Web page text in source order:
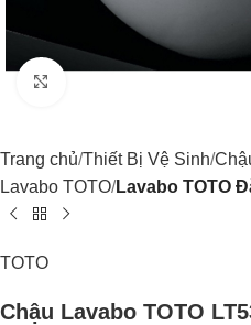
Trang chủ Thiết Bị Vệ Sinh
Lavabo TOTO Lavabo TOTO
TOTO
Chậu Lavabo TOTO